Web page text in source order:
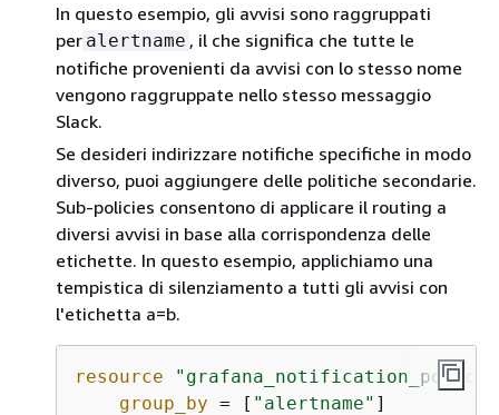
In questo esempio, gli avvisi sono raggruppati
per alertname , il che significa che tutte le
notifiche provenienti da avvisi con lo stesso nome
vengono raggruppate nello stesso messaggio
Slack.
Se desideri indirizzare notifiche specifiche in modo
diverso, puoi aggiungere delle politiche secondarie.
Sub-policies consentono di applicare il routing a
diversi avvisi in base alla corrispondenza delle
etichette. In questo esempio, applichiamo una
tempistica di silenziamento a tutti gli avvisi con
l'etichetta a=b.
resource
"grafana_notification_policy"
group_by = [ "alertname" ]